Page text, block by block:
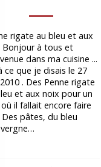
rigate au bleu et aux
Bonjour à tous et
dans ma cuisine ...
ce que je disais le 27
. Des Penne rigate
et aux noix pour un
il fallait encore faire
pâtes, du bleu